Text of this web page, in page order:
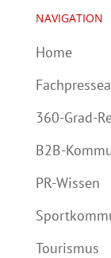
NAVIGATION
Home
360-Grad-
B2B-
PR-Wissen
Tourismus